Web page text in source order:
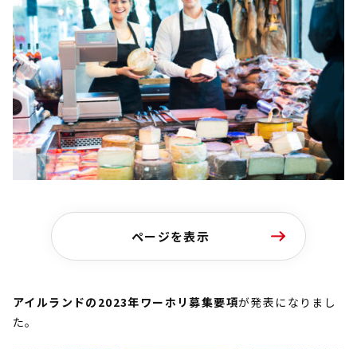
ページを表示
アイルランドの2023年ワーホリ募集要項が発表になりまし
た。